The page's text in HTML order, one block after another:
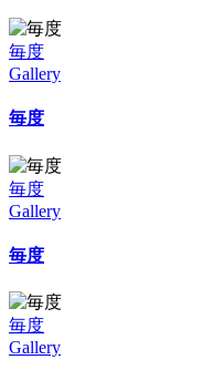
毎度
Gallery
毎度
毎度
Gallery
毎度
毎度
Gallery